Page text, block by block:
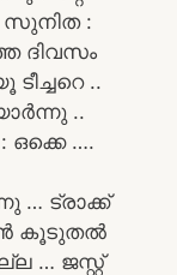
സുനിത :
ദിവസം
..
..
….
… ട്രാക്ക്
കൂടുതൽ
… ജസ്റ്റ്